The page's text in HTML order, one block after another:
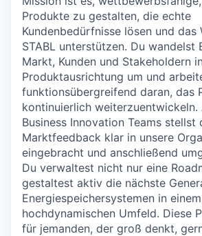
Produkte zu gestalten, die echte
Kundenbedürfnisse lösen und das
STABL unterstützen. Du wandelst
Markt, Kunden und Stakeholdern
Produktausrichtung um und
funktionsübergreifend daran, das
kontinuierlich weiterzuentwickeln.
Business Innovation Teams stellst
Marktfeedback klar in unsere
eingebracht und anschließend
Du verwaltest nicht nur eine
gestaltest aktiv die nächste
Energiespeichersystemen in einem
hochdynamischen Umfeld. Diese
für jemanden, der groß denkt,